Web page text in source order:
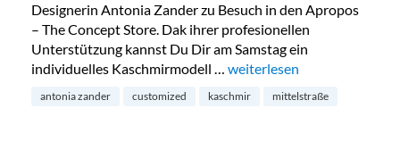
Designerin Antonia Zander zu Besuch in den Apropos
– The Concept Store. Dak ihrer profesionellen
Unterstützung kannst Du Dir am Samstag ein
individuelles Kaschmirmodell … „Antonia Zander
weiterlesen
antonia zander customized kaschmir mittelstraße